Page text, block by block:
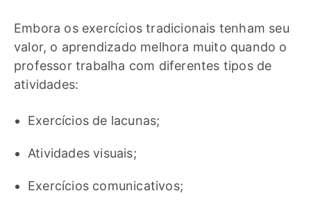
Embora os exercícios tradicionais tenham seu
valor, o aprendizado melhora muito quando o
professor trabalha com diferentes tipos de
atividades:
Exercícios de lacunas;
Atividades visuais;
Exercícios comunicativos;